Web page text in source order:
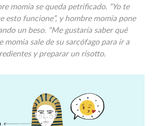
momia se queda petrificado. “Yo te
esto funcione”, y hombre momia pone
un beso. “Me gustaría saber qué
momia sale de su sarcófago para ir a
y preparar un risotto.